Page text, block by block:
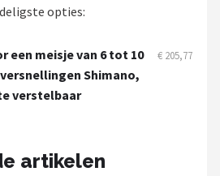
opties:
een meisje van 6 tot 10
Shimano,
verstelbaar
€ 205,77
artikelen